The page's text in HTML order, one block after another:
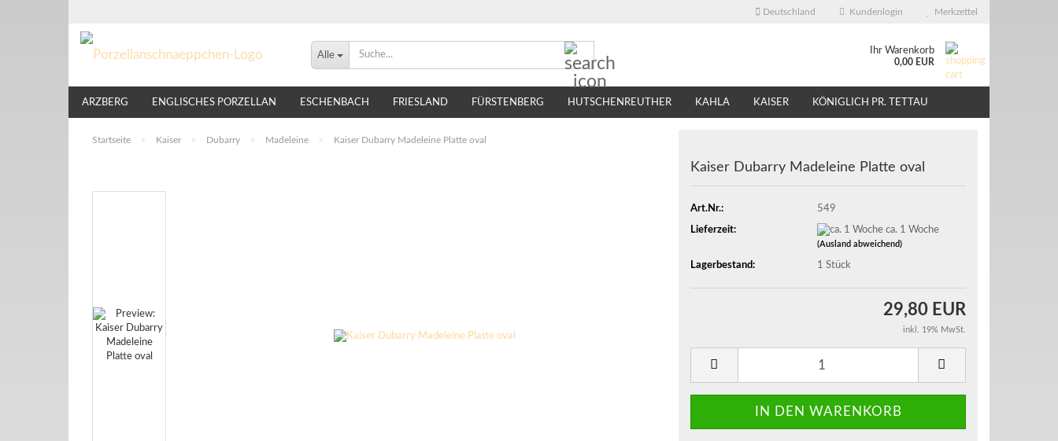
Deutschland Kundenlogin Merkzettel
Alle Ihr Warenkorb
0,00 EUR
ARZBERG ENGLISCHES PORZELLAN ESCHENBACH FRIESLAND FÜRSTENBERG HUTSCHENREUTHER KAHLA KAISER KÖNIGLICH PR. TETTAU
LINDNER NIKKO ROSENTHAL THOMAS TIRSCHENREUTH VILLEROY & BOCH
Startseite » Kaiser » Dubarry » Madeleine » Kaiser Dubarry Madeleine Platte oval
Kaiser Dubarry Madeleine Platte oval
Art.Nr.: 549
Lieferzeit: ca. 1 Woche
(Ausland abweichend)
Lagerbestand: 1 Stück
29,80 EUR
inkl. 19% MwSt.